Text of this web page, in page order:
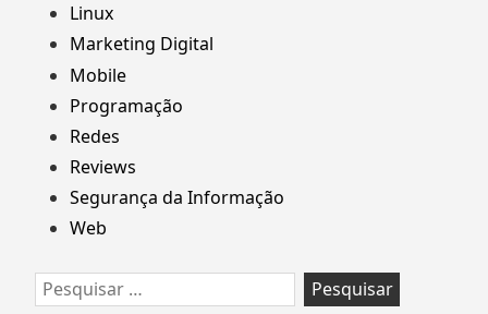
Linux
Marketing Digital
Mobile
Programação
Redes
Reviews
Segurança da Informação
Web
Pesquisar